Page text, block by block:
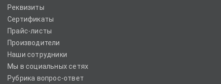
Реквизиты
Сертификаты
Прайс-листы
Производители
Наши сотрудники
Мы в социальных сетях
Рубрика вопрос-ответ